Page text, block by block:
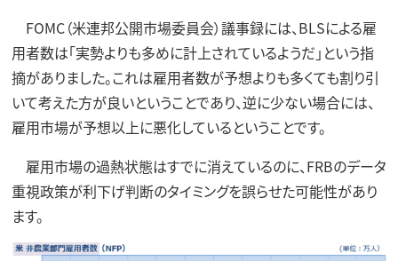
FOMC（米連邦公開市場委員会）議事録には、BLSによる雇
用者数は「実勢よりも多めに計上されているようだ」という指
摘がありました。これは雇用者数が予想よりも多くても割り引
いて考えた方が良いということであり、逆に少ない場合には、
雇用市場が予想以上に悪化しているということです。
雇用市場の過熱状態はすでに消えているのに、FRBのデータ
重視政策が利下げ判断のタイミングを誤らせた可能性があり
ます。